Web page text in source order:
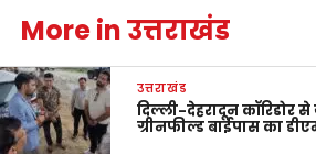
More in उत्तराखंड
उत्तराखंड
दिल्ली-देहरादून कॉरिडोर से
ग्रीनफील्ड बाईपास का